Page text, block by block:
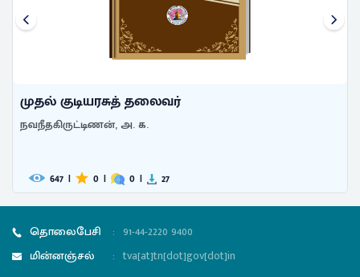
முதல் குடியரசுத் தலைவர்
நவநீதகிருட்டிணன், அ. க.
647 | 0 | 0 | 27
தொலைபேசி : 91-44-2220 9400
மின்னஞ்சல்
: tva[at]tn[dot]gov[dot]in